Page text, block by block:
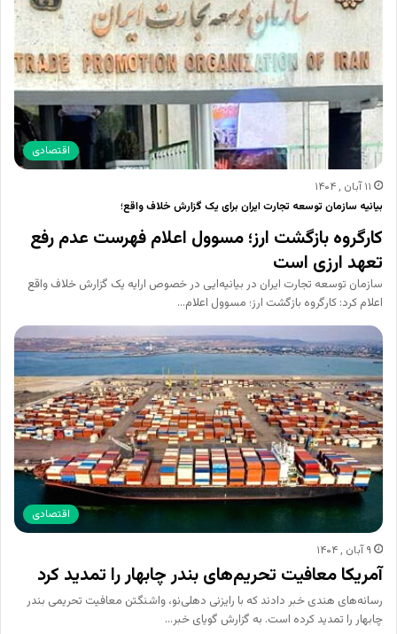
اقتصادی
۱۱ آبان , ۱۴۰۴
بیانیه سازمان توسعه تجارت ایران برای یک گزارش خلاف واقع؛
کارگروه بازگشت ارز؛ مسوول اعلام فهرست عدم رفع
تعهد ارزی است
سازمان توسعه تجارت ایران در بیانیه‌ایی در خصوص ارایه یک گزارش خلاف واقع
اعلام کرد: کارگروه بازگشت ارز؛ مسوول اعلام…
اقتصادی
۹ آبان , ۱۴۰۴
آمریکا معافیت تحریم‌های بندر چابهار را تمدید کرد
رسانه‌های هندی خبر دادند که با رایزنی دهلی‌نو، واشنگتن معافیت تحریمی بندر
چابهار را تمدید کرده است. به گزارش گویای خبر…